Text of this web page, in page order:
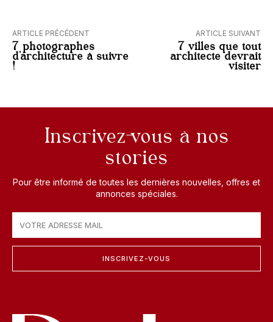
ARTICLE PRÉCÉDENT
7 photographes
d’architecture à suivre
!
ARTICLE SUIVANT
7 villes que tout
architecte devrait
visiter
Inscrivez-vous à nos
stories
Pour être informé de toutes les dernières nouvelles, offres et
annonces spéciales.
INSCRIVEZ-VOUS